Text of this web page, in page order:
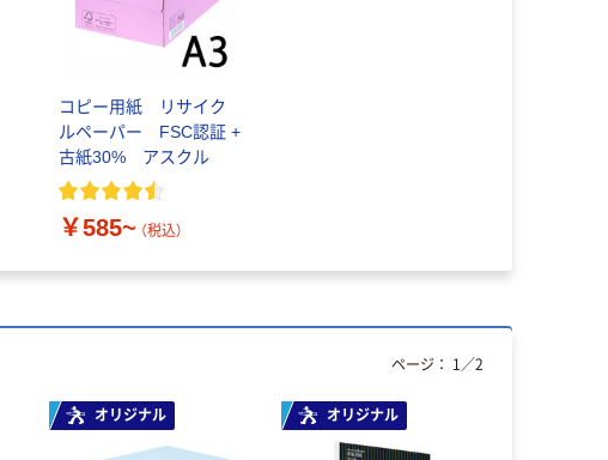
コピー用紙 リサイク
ルペーパー FSC認証 +
古紙30% アスクル
￥585~ （税込）
オリジナル オリジナル
ページ： 1 ／2